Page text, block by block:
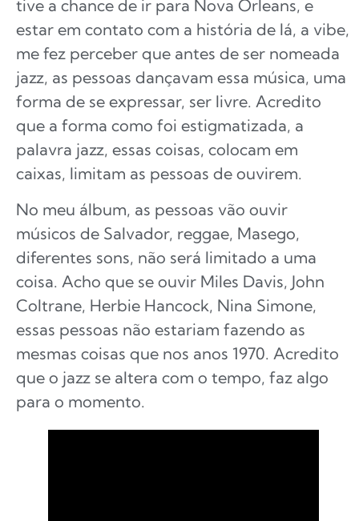
tive a chance de ir para Nova Orleans, e
estar em contato com a história de lá, a vibe,
me fez perceber que antes de ser nomeada
jazz, as pessoas dançavam essa música, uma
forma de se expressar, ser livre. Acredito
que a forma como foi estigmatizada, a
palavra jazz, essas coisas, colocam em
caixas, limitam as pessoas de ouvirem.
No meu álbum, as pessoas vão ouvir
músicos de Salvador, reggae, Masego,
diferentes sons, não será limitado a uma
coisa. Acho que se ouvir Miles Davis, John
Coltrane, Herbie Hancock, Nina Simone,
essas pessoas não estariam fazendo as
mesmas coisas que nos anos 1970. Acredito
que o jazz se altera com o tempo, faz algo
para o momento.